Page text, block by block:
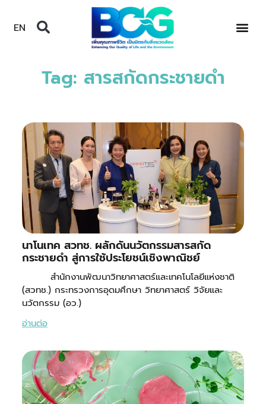
EN
Tag: สารสกัดกระชายดำ
นาโนเทค สวทช. ผลักดันนวัตกรรมสารสกัด
กระชายดำ สู่การใช้ประโยชน์เชิงพาณิชย์
สำนักงานพัฒนาวิทยาศาสตร์และเทคโนโลยีแห่งชาติ
(สวทช.) กระทรวงการอุดมศึกษา วิทยาศาสตร์ วิจัยและ
นวัตกรรม (อว.)
อ่านต่อ